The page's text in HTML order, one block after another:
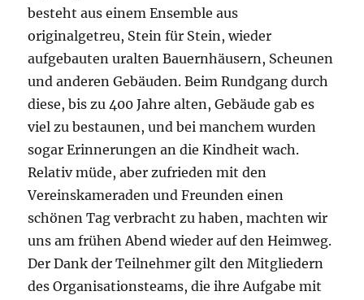
besteht aus einem Ensemble aus
originalgetreu, Stein für Stein, wieder
aufgebauten uralten Bauernhäusern, Scheunen
und anderen Gebäuden. Beim Rundgang durch
diese, bis zu 400 Jahre alten, Gebäude gab es
viel zu bestaunen, und bei manchem wurden
sogar Erinnerungen an die Kindheit wach.
Relativ müde, aber zufrieden mit den
Vereinskameraden und Freunden einen
schönen Tag verbracht zu haben, machten wir
uns am frühen Abend wieder auf den Heimweg.
Der Dank der Teilnehmer gilt den Mitgliedern
des Organisationsteams, die ihre Aufgabe mit